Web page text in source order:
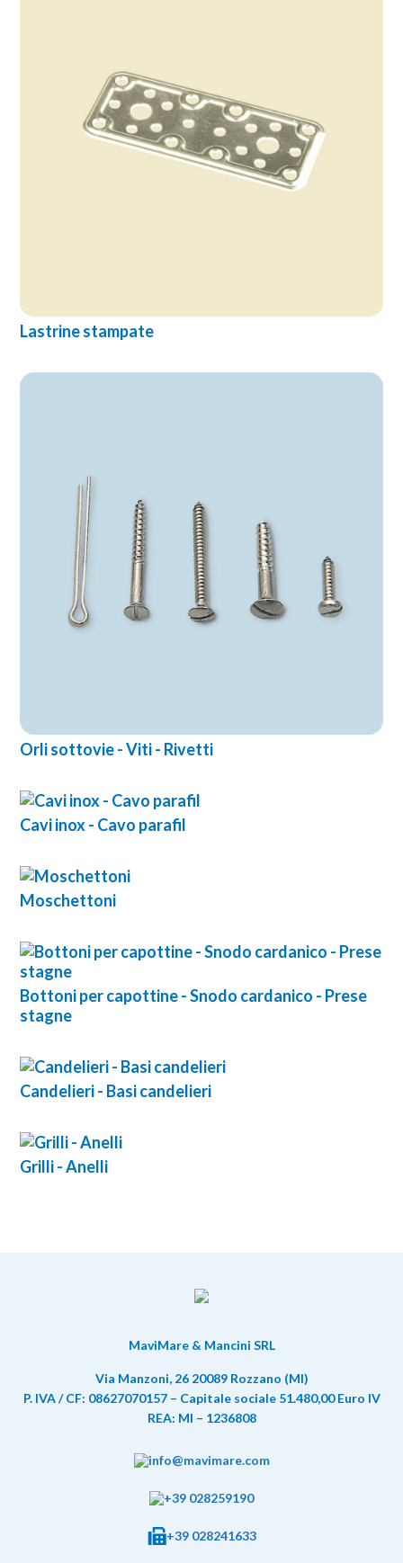
Lastrine stampate
Orli sottovie - Viti - Rivetti
Cavi inox - Cavo parafil
Moschettoni
Bottoni per capottine - Snodo cardanico - Prese
stagne
Candelieri - Basi candelieri
Grilli - Anelli
MaviMare & Mancini SRL
Via Manzoni, 26 20089 Rozzano (MI)
P. IVA / CF: 08627070157 – Capitale sociale 51.480,00 Euro IV
REA: MI – 1236808
info@mavimare.com
+39 028259190
+39 028241633